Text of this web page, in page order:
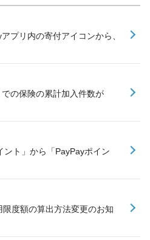
プリ内の寄付アイコンから、
での保険の累計加入件数が
ト」から「PayPayポイン
度額の算出方法変更のお知